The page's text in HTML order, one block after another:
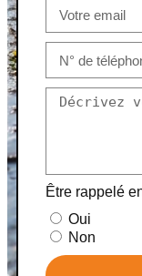
Être rappelé
Oui
Non